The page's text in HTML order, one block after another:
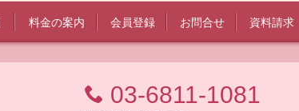
料金の案内 会員登録 お問合せ 資料請求
03-6811-1081